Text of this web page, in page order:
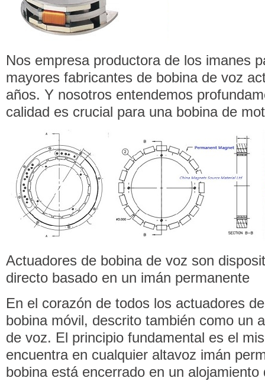
Nos empresa productora de los imanes
mayores fabricantes de bobina de voz
años. Y nosotros entendemos
calidad es crucial para una bobina de
Actuadores de bobina de voz son
directo basado en un imán permanente
En el corazón de todos los actuadores
bobina móvil, descrito también como un
de voz. El principio fundamental es el
encuentra en cualquier altavoz imán
bobina está encerrado en un